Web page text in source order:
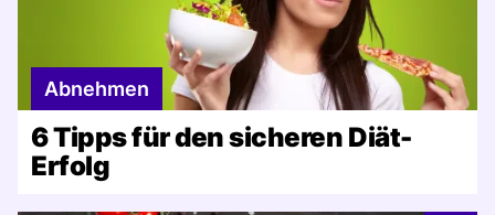
Abnehmen
6 Tipps für den sicheren Diät-
Erfolg